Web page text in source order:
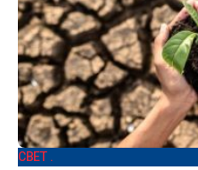
СВЕТ .